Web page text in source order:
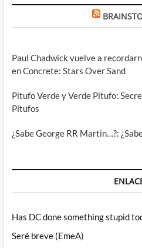
Paul Chadwick vuelve a
en Concrete: Stars Over Sand
Pitufo Verde y Verde Pitufo:
Pitufos
¿Sabe George RR Martin…?:
Has DC done something stupid
Seré breve (EmeA)